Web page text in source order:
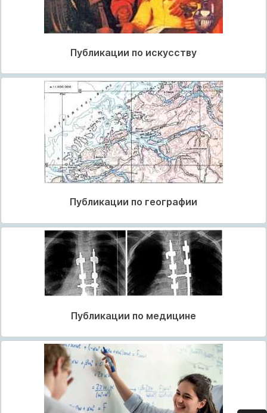
Публикации по искусству
Публикации по географии
Публикации по медицине